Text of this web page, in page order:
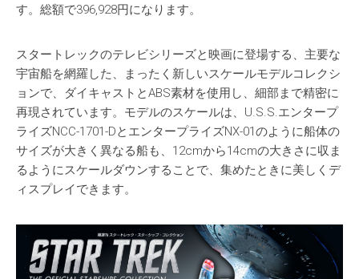
す。総額で396,928円になります。
スタートレックのテレビシリーズと映画に登場する、主要な
宇宙船を網羅した、まったく新しいスケールモデルコレクシ
ョンで、ダイキャストとABS素材を使用し、細部まで精密に
再現されています。モデルのスケールは、U.S.S.エンタープ
ライズNCC-1701-DとエンタープライズNX-01のように船体の
サイズが大きく異なる船も、12cmから14cmの大きさに収ま
るようにスケールダウンすることで、集めたときに美しくデ
ィスプレイできます。